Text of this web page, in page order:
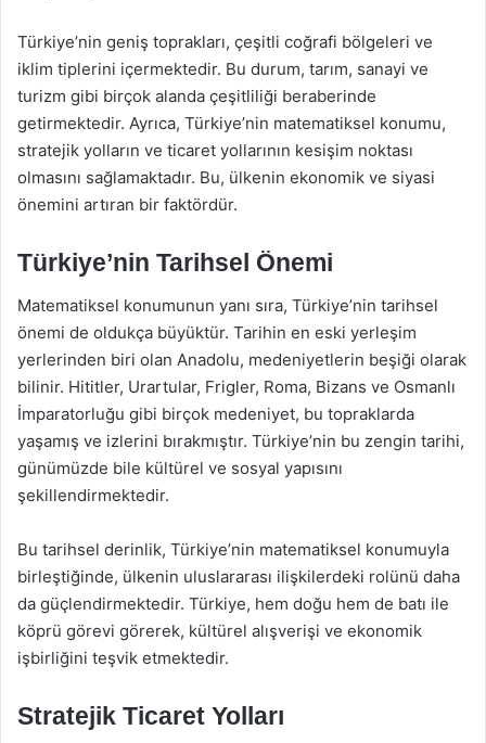
Türkiye’nin geniş toprakları, çeşitli coğrafi bölgeleri ve
iklim tiplerini içermektedir. Bu durum, tarım, sanayi ve
turizm gibi birçok alanda çeşitliliği beraberinde
getirmektedir. Ayrıca, Türkiye’nin matematiksel konumu,
stratejik yolların ve ticaret yollarının kesişim noktası
olmasını sağlamaktadır. Bu, ülkenin ekonomik ve siyasi
önemini artıran bir faktördür.
Türkiye’nin Tarihsel Önemi
Matematiksel konumunun yanı sıra, Türkiye’nin tarihsel
önemi de oldukça büyüktür. Tarihin en eski yerleşim
yerlerinden biri olan Anadolu, medeniyetlerin beşiği olarak
bilinir. Hititler, Urartular, Frigler, Roma, Bizans ve Osmanlı
İmparatorluğu gibi birçok medeniyet, bu topraklarda
yaşamış ve izlerini bırakmıştır. Türkiye’nin bu zengin tarihi,
günümüzde bile kültürel ve sosyal yapısını
şekillendirmektedir.
Bu tarihsel derinlik, Türkiye’nin matematiksel konumuyla
birleştiğinde, ülkenin uluslararası ilişkilerdeki rolünü daha
da güçlendirmektedir. Türkiye, hem doğu hem de batı ile
köprü görevi görerek, kültürel alışverişi ve ekonomik
işbirliğini teşvik etmektedir.
Stratejik Ticaret Yolları